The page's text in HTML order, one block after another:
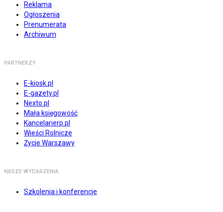
Reklama
Ogłoszenia
Prenumerata
Archiwum
PARTNERZY
E-kiosk.pl
E-gazety.pl
Nexto.pl
Mała księgowość
Kancelarierp.pl
Wieści Rolnicze
Życie Warszawy
NASZE WYDARZENIA
Szkolenia i konferencje